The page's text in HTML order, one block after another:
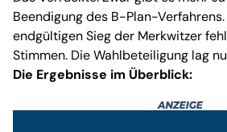
Beendigung des B-Plan-
endgültigen Sieg der Merkwitzer
Stimmen. Die Wahlbeteiligung lag
Die Ergebnisse im Überblick: